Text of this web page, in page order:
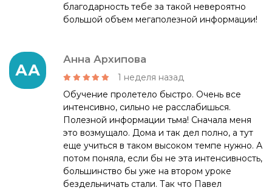
благодарность тебе за такой невероятно
большой объем мегаполезной информации!
АА
Анна Архипова
1 неделя назад
Обучение пролетело быстро. Очень все
интенсивно, сильно не расслабишься.
Полезной информации тьма! Сначала меня
это возмущало. Дома и так дел полно, а тут
еще учиться в таком высоком темпе нужно. А
потом поняла, если бы не эта интенсивность,
большинство бы уже на втором уроке
бездельничать стали. Так что Павел